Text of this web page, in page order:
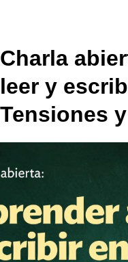
Charla
leer y
Tensiones